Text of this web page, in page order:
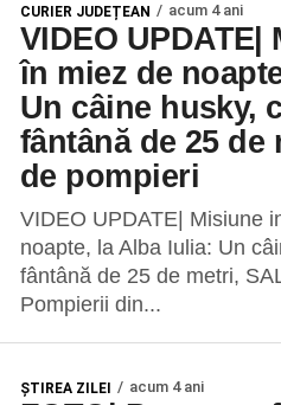
CURIER JUDEȚEAN acum 4 ani
VIDEO
în miez de
Un câine husky,
fântână de 25 de
de pompieri
VIDEO UPDATE| Misiune
noapte, la Alba Iulia: Un
fântână de 25 de metri,
Pompierii din...
ŞTIREA ZILEI acum 4 ani